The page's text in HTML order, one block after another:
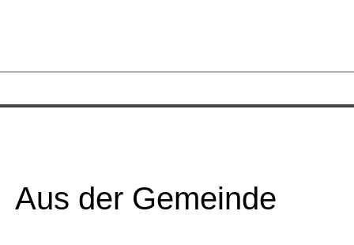
Aus der Gemeinde